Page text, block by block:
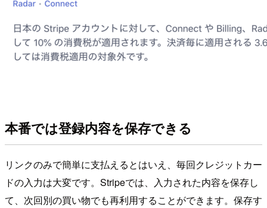
本番では登録内容を保存できる
リンクのみで簡単に支払えるとはいえ、毎回クレジットカー
ドの入力は大変です。Stripeでは、入力された内容を保存し
て、次回別の買い物でも再利用することができます。保存す